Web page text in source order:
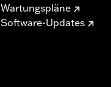
Wartungspläne
Software-Updates